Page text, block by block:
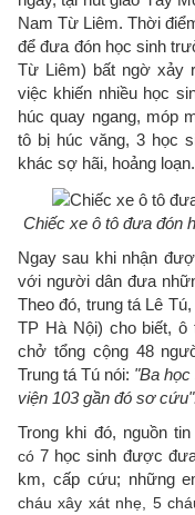
Nam Từ Liêm. Thời
để đưa đón học sinh
Từ Liêm) bất ngờ xảy
việc khiến nhiều học
húc quay ngang, móp
tô bị húc văng, 3 học
khác sợ hãi, hoảng loạn.
Chiếc xe ô tô đưa đón
Ngay sau khi nhận
với người dân đưa
Theo đó, trung tá Lê
TP Hà Nội) cho biết,
chở tổng cộng 48
Trung tá Tú nói: "Ba
viện 103 gần đó sơ
Trong khi đó, nguồn
có7 học sinh được
km, cấp cứu; những
cháu xây xát nhẹ, 5